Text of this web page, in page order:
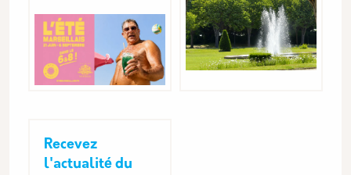
Recevez
l'actualité du